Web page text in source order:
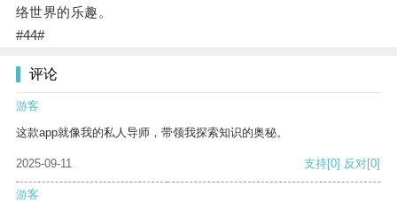
络世界的乐趣。
#44#
评论
游客
这款app就像我的私人导师，带领我探索知识的奥秘。
2025-09-11 支持[0] 反对[0]
游客